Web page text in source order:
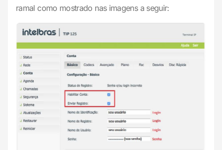
ramal como mostrado nas imagens a seguir: